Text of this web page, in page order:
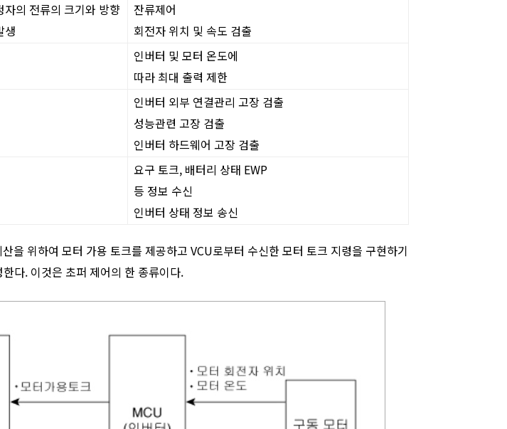
의 전류의 크기와 방향
생
잔류제어
회전자 위치 및 속도 검출
인버터 및 모터 온도에
따라 최대 출력 제한
인버터 외부 연결관리 고장 검출
성능관련 고장 검출
인버터 하드웨어 고장 검출
요구 토크, 배터리 상태 EWP
등 정보 수신
인버터 상태 정보 송신
위하여 모터 가용 토크를 제공하고 VCU로부터 수신한 모터 토크 지령을 구현하기
다. 이것은 초퍼 제어의 한 종류이다.